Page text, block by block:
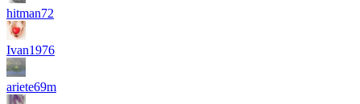
hitman72
Ivan1976
ariete69m